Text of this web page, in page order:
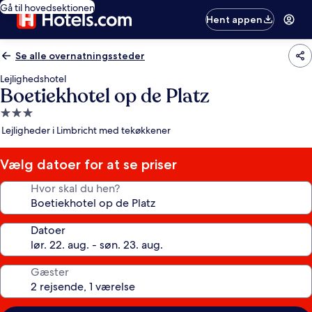
Gå til hovedsektionen
Hent appen
Se alle overnatningssteder
Lejlighedshotel
Boetiekhotel op de Platz
3.0-
stjernet
Lejligheder i Limbricht med tekøkkener
Vælg datoer for at se priser
Hvor skal du hen?
Datoer
Gæster